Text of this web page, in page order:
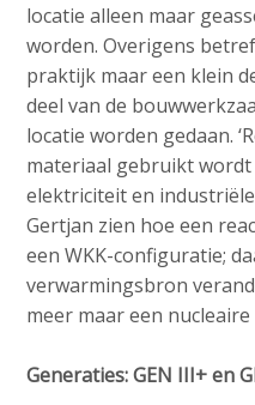
locatie alleen maar
worden. Overigens
praktijk maar een klein
deel van de
locatie worden gedaan.
materiaal gebruikt
elektriciteit en
Gertjan zien hoe een
een WKK-configuratie;
verwarmingsbron
meer maar een
Generaties: GEN III+ en